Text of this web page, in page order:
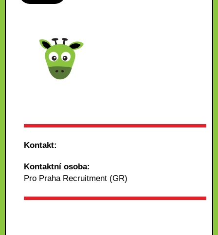
Kontakt:
Kontaktní osoba:
Pro Praha Recruitment (GR)